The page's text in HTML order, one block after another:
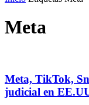
Meta
Meta, TikTok,
judicial en